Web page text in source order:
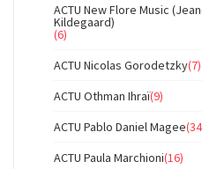
ACTU New Flore Music
Kildegaard)
(6)
ACTU Nicolas Gorodetzky(7)
ACTU Othman Ihraï(9)
ACTU Pablo Daniel Magee
ACTU Paula Marchioni(16)